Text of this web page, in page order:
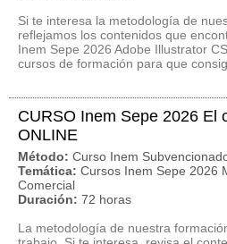
Si te interesa la metodología de
reflejamos los contenidos que
Inem Sepe 2026 Adobe Illustrator
cursos de formación para que
CURSO Inem Sepe 2026 El
ONLINE
Método: Curso Inem
Temática: Cursos Inem Sepe 2026
Comercial
Duración: 72 horas
La metodología de nuestra